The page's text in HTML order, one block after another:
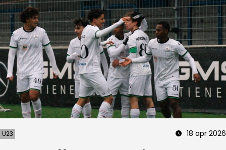
U23 18 apr 2026